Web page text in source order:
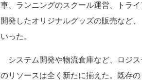
車、ランニングのスクール運営、トラ
開発したオリジナルグッズの販売など
いった。
システム開発や物流倉庫など、ロジ
のリソースは全く新たに揃えた。既存